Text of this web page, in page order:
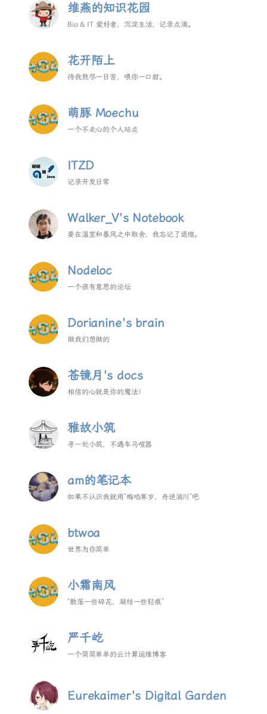
维燕的知识花园
Bio & IT 爱好者，沉淀生活，记录点滴。
花开陌上
待我熬尽一日苦，喂你一口甜。
萌豚 Moechu
一个不走心的个人站点
ITZD
记录开发日常
Walker_V's Notebook
要在温室和暴风之中取舍，我忘记了退缩。
Nodeloc
一个很有意思的论坛
Dorianine's brain
做我们想做的
苍镜月's docs
相信的心就是你的魔法！
雅故小筑
寻一处小筑，不遇车马喧器
am的笔记本
如果不认识我就用“梅啮寒岁，舟逆湍川”吧
btwoa
世界为你简单
小霜南风
“散落一些碎花，凝结一些轻痕”
严千屹
一个简简单单的云计算运维博客
Eurekaimer's Digital Garden